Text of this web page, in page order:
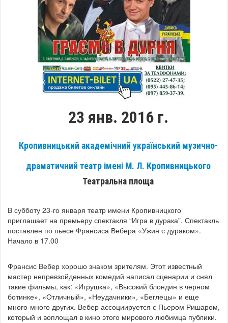
23 янв. 2016 г.
Кропивницький академічний український музично-
драматичний театр імені М. Л. Кропивницького
Театральна площа
В субботу 23-го января театр имени Кропивницкого
приглашает на премьеру спектакля “Игра в дурака". Спектакль
поставлен по пьесе Франсиса Вебера «Ужин с дураком».
Начало в 17.00
Франсис Вебер хорошо знаком зрителям. Этот известный
мастер непревзойденных комедий написал сценарии и снял
такие фильмы, как: «Игрушка», «Высокий блондин в черном
ботинке», «Отличный», «Неудачники», «Беглецы» и еще
много-много других. Вебер ассоциируется с Пьером Ришаром,
который и воплощал в кино этого мирового любимца публики.